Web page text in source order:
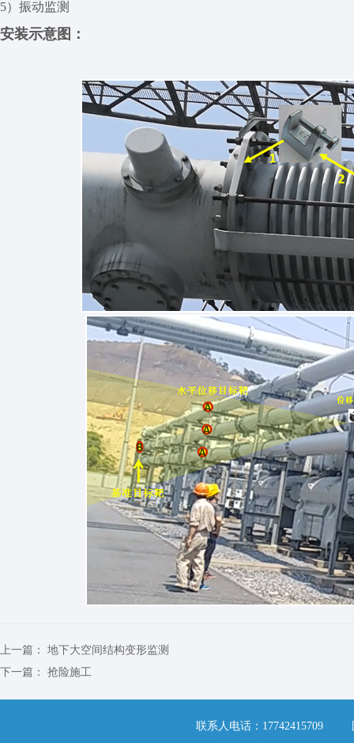
5）振动监测
安装示意图：
上一篇：
地下大空间结构变形监测
下一篇：
抢险施工
联系人电话：17742415709